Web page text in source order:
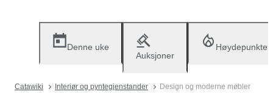
Denne uke
Auksjoner
Høydepunkter
Catawiki Interiør og pyntegjenstander Design og moderne møbler